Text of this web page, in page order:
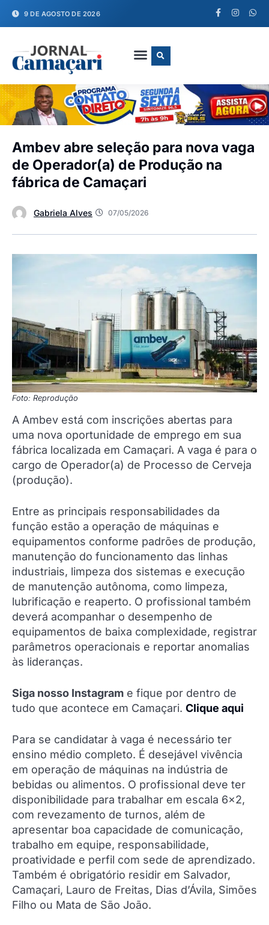
9 DE AGOSTO DE 2026
Ambev abre seleção para nova vaga
de Operador(a) de Produção na
fábrica de Camaçari
Gabriela Alves 07/05/2026
Foto: Reprodução
A Ambev está com inscrições abertas para
uma nova oportunidade de emprego em sua
fábrica localizada em Camaçari. A vaga é para o
cargo de Operador(a) de Processo de Cerveja
(produção).
Entre as principais responsabilidades da
função estão a operação de máquinas e
equipamentos conforme padrões de produção,
manutenção do funcionamento das linhas
industriais, limpeza dos sistemas e execução
de manutenção autônoma, como limpeza,
lubrificação e reaperto. O profissional também
deverá acompanhar o desempenho de
equipamentos de baixa complexidade, registrar
parâmetros operacionais e reportar anomalias
às lideranças.
Siga nosso Instagram e fique por dentro de
tudo que acontece em Camaçari. Clique aqui
Para se candidatar à vaga é necessário ter
ensino médio completo. É desejável vivência
em operação de máquinas na indústria de
bebidas ou alimentos. O profissional deve ter
disponibilidade para trabalhar em escala 6×2,
com revezamento de turnos, além de
apresentar boa capacidade de comunicação,
trabalho em equipe, responsabilidade,
proatividade e perfil com sede de aprendizado.
Também é obrigatório residir em Salvador,
Camaçari, Lauro de Freitas, Dias d’Ávila, Simões
Filho ou Mata de São João.